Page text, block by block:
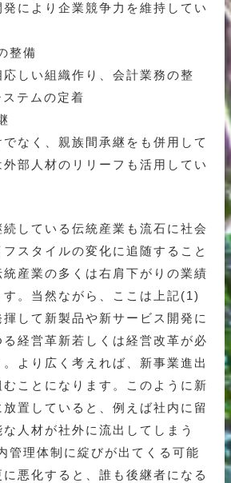
により企業競争力を維持してい
整備
しい組織作り、会計業務の整
テムの定着
なく、親族間承継をも併用して
部人材のリリーフも活用してい
している伝統産業も流石に社会
スタイルの変化に追随すること
産業の多くは右肩下がりの業績
。当然ながら、ここは上記(1)
して新製品や新サービス開発に
経営革新若しくは経営改革が必
より広く考えれば、新事業進出
ことになります。このように新
置していると、例えば社内に留
人材が社外に流出してしまう
管理体制に綻びが出てくる可能
悪化すると、誰も後継者になる